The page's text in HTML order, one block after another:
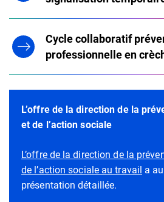
Cycle collaboratif
professionnelle en
L’offre de la direction de la
et de l’action sociale
L’offre de la direction de la
de l’action sociale au travail a
présentation détaillée.